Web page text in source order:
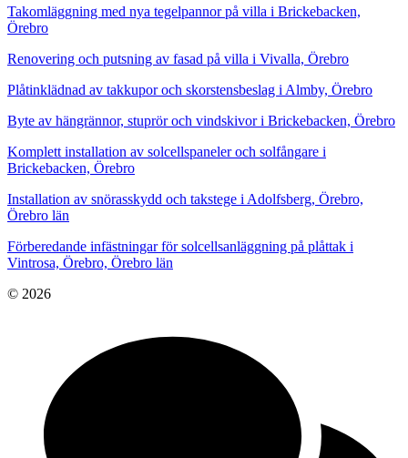
Takomläggning med nya tegelpannor på villa i Brickebacken,
Örebro
Renovering och putsning av fasad på villa i Vivalla, Örebro
Plåtinklädnad av takkupor och skorstensbeslag i Almby, Örebro
Byte av hängrännor, stuprör och vindskivor i Brickebacken, Örebro
Komplett installation av solcellspaneler och solfångare i
Brickebacken, Örebro
Installation av snörasskydd och takstege i Adolfsberg, Örebro,
Örebro län
Förberedande infästningar för solcellsanläggning på plåttak i
Vintrosa, Örebro, Örebro län
© 2026